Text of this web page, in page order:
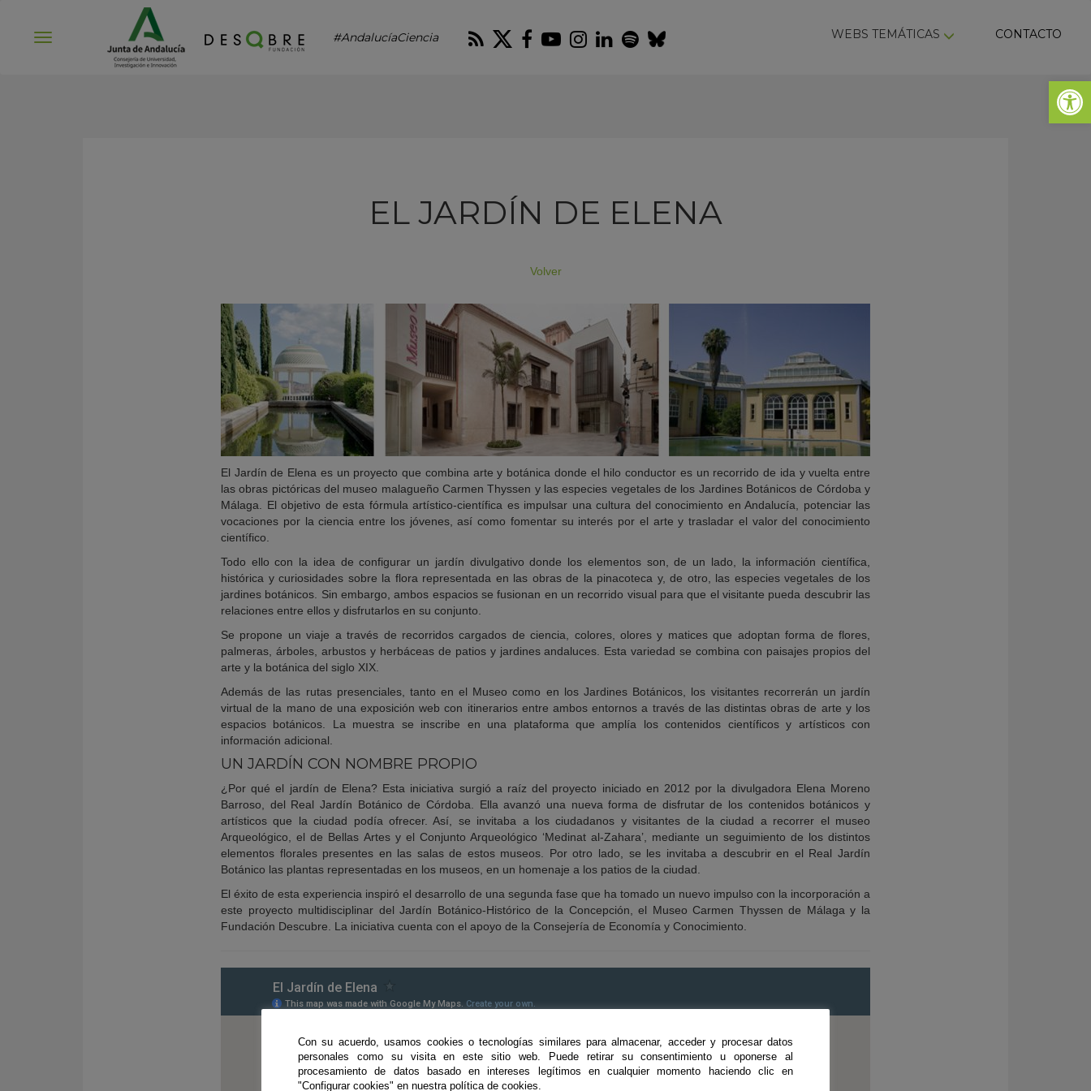
Abrir
#AndalucíaCiencia RSS Twitter
Facebook
Youtube
Instagram
LinkedIn
Spotify
Bluesky WEBS TEMÁTICAS CONTACTO
EL JARDÍN DE ELENA
Volver
El Jardín de Elena es un proyecto que combina arte y botánica donde el hilo conductor es un recorrido de ida y vuelta entre
las obras pictóricas del museo malagueño Carmen Thyssen y las especies vegetales de los Jardines Botánicos de Córdoba y
Málaga. El objetivo de esta fórmula artístico-científica es impulsar una cultura del conocimiento en Andalucía, potenciar las
vocaciones por la ciencia entre los jóvenes, así como fomentar su interés por el arte y trasladar el valor del conocimiento
científico.
Todo ello con la idea de configurar un jardín divulgativo donde los elementos son, de un lado, la información científica,
histórica y curiosidades sobre la flora representada en las obras de la pinacoteca y, de otro, las especies vegetales de los
jardines botánicos. Sin embargo, ambos espacios se fusionan en un recorrido visual para que el visitante pueda descubrir las
relaciones entre ellos y disfrutarlos en su conjunto.
Se propone un viaje a través de recorridos cargados de ciencia, colores, olores y matices que adoptan forma de flores,
palmeras, árboles, arbustos y herbáceas de patios y jardines andaluces. Esta variedad se combina con paisajes propios del
arte y la botánica del siglo XIX.
Además de las rutas presenciales, tanto en el Museo como en los Jardines Botánicos, los visitantes recorrerán un jardín
virtual de la mano de una exposición web con itinerarios entre ambos entornos a través de las distintas obras de arte y los
espacios botánicos. La muestra se inscribe en una plataforma que amplía los contenidos científicos y artísticos con
información adicional.
UN JARDÍN CON NOMBRE PROPIO
¿Por qué el jardín de Elena? Esta iniciativa surgió a raíz del proyecto iniciado en 2012 por la divulgadora Elena Moreno
Barroso, del Real Jardín Botánico de Córdoba. Ella avanzó una nueva forma de disfrutar de los contenidos botánicos y
artísticos que la ciudad podía ofrecer. Así, se invitaba a los ciudadanos y visitantes de la ciudad a recorrer el museo
Arqueológico, el de Bellas Artes y el Conjunto Arqueológico ‘Medinat al-Zahara’, mediante un seguimiento de los distintos
elementos florales presentes en las salas de estos museos. Por otro lado, se les invitaba a descubrir en el Real Jardín
Botánico las plantas representadas en los museos, en un homenaje a los patios de la ciudad.
El éxito de esta experiencia inspiró el desarrollo de una segunda fase que ha tomado un nuevo impulso con la incorporación a
este proyecto multidisciplinar del Jardín Botánico-Histórico de la Concepción, el Museo Carmen Thyssen de Málaga y la
Fundación Descubre. La iniciativa cuenta con el apoyo de la Consejería de Economía y Conocimiento.
Con su acuerdo, usamos cookies o tecnologías similares para almacenar, acceder y procesar datos
personales como su visita en este sitio web. Puede retirar su consentimiento u oponerse al
procesamiento de datos basado en intereses legítimos en cualquier momento haciendo clic en
"Configurar cookies" en nuestra política de cookies.